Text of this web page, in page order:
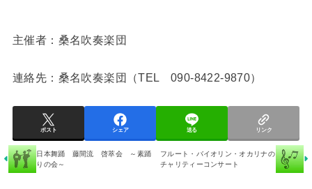
主催者：桑名吹奏楽団
連絡先：桑名吹奏楽団（TEL 090-8422-9870）
ポスト シェア 送る リンク
日本舞踊 藤間流 啓萃会 ～素踊
りの会～
フルート・バイオリン・オカリナの
チャリティーコンサート